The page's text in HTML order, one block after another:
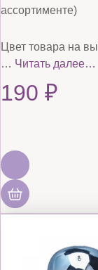
ассортименте)
Цвет товара на
… Читать далее…
190 ₽